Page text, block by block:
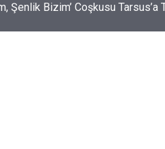
Minikler Trafik Kurallarını